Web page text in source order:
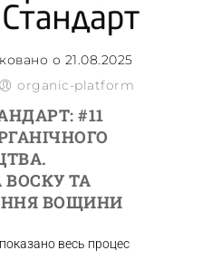
о 21.08.2025
organic-platform
#11
ТА
ВОЩИНИ
весь процес